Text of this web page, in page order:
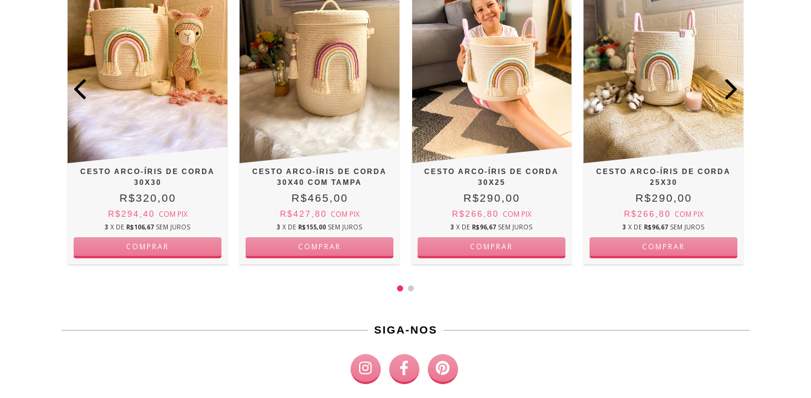
CESTO ARCO-ÍRIS DE CORDA
30X30
R$320,00
R$294,40 COM PIX
3 X DE R$106,67 SEM JUROS
CESTO ARCO-ÍRIS DE CORDA
30X40 COM TAMPA
R$465,00
R$427,80 COM PIX
3 X DE R$155,00 SEM JUROS
CESTO ARCO-ÍRIS DE CORDA
30X25
R$290,00
R$266,80 COM PIX
3 X DE R$96,67 SEM JUROS
CESTO ARCO-ÍRIS DE CORDA
25X30
R$290,00
R$266,80 COM PIX
3 X DE R$96,67 SEM JUROS
SIGA-NOS